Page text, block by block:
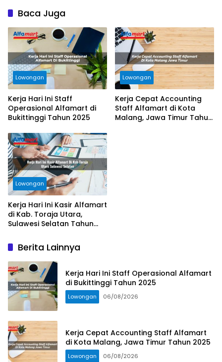
Baca Juga
Lowongan
Kerja Hari Ini Staff
Operasional Alfamart di
Bukittinggi Tahun 2025
Lowongan
Kerja Cepat Accounting
Staff Alfamart di Kota
Malang, Jawa Timur Tahun
Lowongan
Kerja Hari Ini Kasir Alfamart
di Kab. Toraja Utara,
Sulawesi Selatan Tahun
Berita Lainnya
Kerja Hari Ini Staff Operasional Alfamart
di Bukittinggi Tahun 2025
Lowongan 06/08/2026
Kerja Cepat Accounting Staff Alfamart
di Kota Malang, Jawa Timur Tahun 2025
Lowongan 06/08/2026